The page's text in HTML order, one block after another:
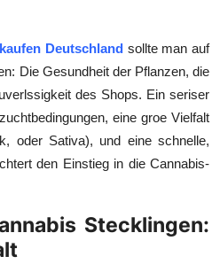
Deutschlandsollte man auf
Die Gesundheit der Pflanzen, die
des Shops. Ein seriser
eine groe Vielfalt
oder Sativa), und eine schnelle,
den Einstieg in die Cannabis-
Stecklingen: